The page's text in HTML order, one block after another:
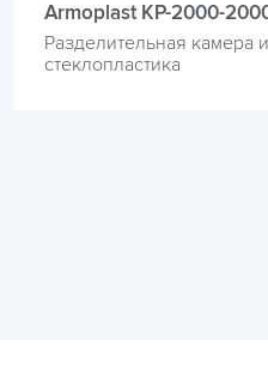
Armoplast KP-2000-
Разделительная камера
стеклопластика